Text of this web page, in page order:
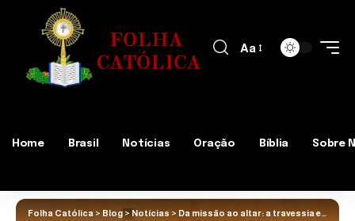
Aa
Home Brasil Notícias Oração Bíblia Sobre
Folha Católica > Blog > Notícias > Da missão ao altar: a travessia espiritual que reacende o debate religioso no Brasil